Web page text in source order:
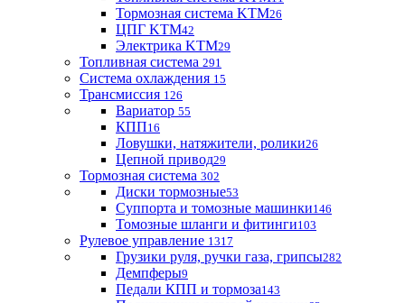
Тормозная система KTM26
ЦПГ KTM42
Электрика KTM29
Топливная система 291
Система охлаждения 15
Трансмиссия 126
Вариатор 55
КПП16
Ловушки, натяжители, ролики26
Цепной привод29
Тормозная система 302
Диски тормозные53
Суппорта и томозные машинки146
Томозные шланги и фитинги103
Рулевое управление 1317
Грузики руля, ручки газа, грипсы282
Демпферы9
Педали КПП и тормоза143